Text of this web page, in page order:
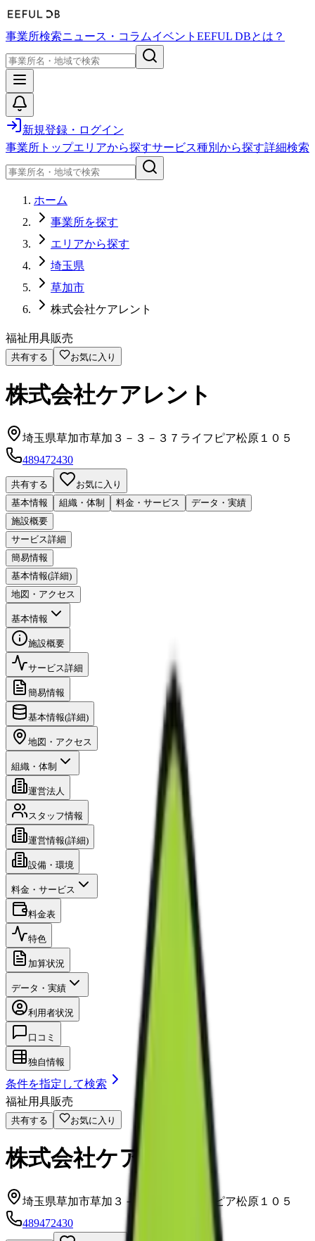
事業所検索ニュース・コラムイベント EEFUL DBとは？
新規登録・ログイン
事業所トップエリアから探すサービス種別から探す詳細検索
ホーム
事業所を探す
エリアから探す
埼玉県
草加市
株式会社ケアレント
福祉用具販売
共有する お気に入り
株式会社ケアレント
埼玉県草加市草加３－３－３７ライフピア松原１０５
489472430
共有する
お気に入り
基本情報
組織・体制 料金・サービス
データ・実績
施設概要
サービス詳細
簡易情報
基本情報(詳細)
地図・アクセス
基本情報
施設概要
サービス詳細
簡易情報
基本情報(詳細)
地図・アクセス
組織・体制
運営法人
スタッフ情報
運営情報(詳細)
設備・環境
料金・サービス
料金表
特色
加算状況
データ・実績
利用者状況
口コミ
独自情報
条件を指定して検索
福祉用具販売
共有する お気に入り
株式会社ケアレント
埼玉県草加市草加３－３－３７ライフピア松原１０５
489472430